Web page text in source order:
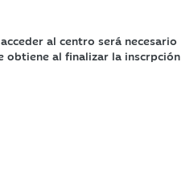
al centro será necesario
obtiene al finalizar la inscrpción